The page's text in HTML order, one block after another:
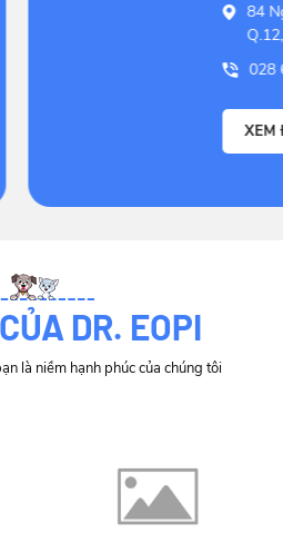
84 Nguyễn Thị Đặng, P. Hiệp Thành,
DR. EOPI
là niềm hạnh phúc của chúng tôi